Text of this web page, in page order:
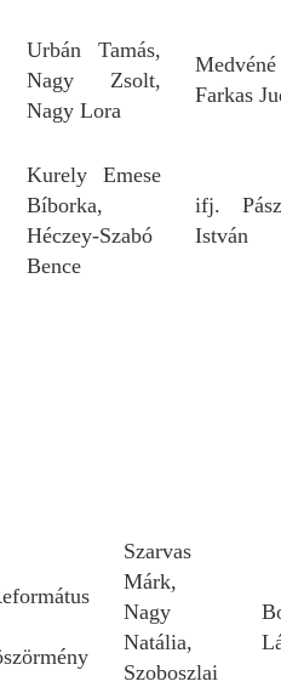
Urbán Tamás,
Nagy Zsolt,
Nagy Lora
Medvéné
Farkas
Kurely Emese
Bíborka,
Héczey-Szabó
Bence
ifj.
István
Szarvas
Márk,
Nagy
Natália,
Szoboszlai